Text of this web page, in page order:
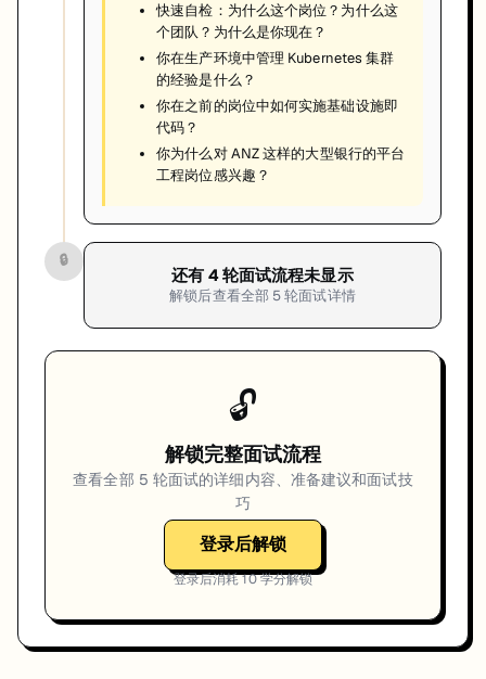
快速自检：为什么这个岗位？为什么这
个团队？为什么是你现在？
你在生产环境中管理 Kubernetes 集群
的经验是什么？
你在之前的岗位中如何实施基础设施即
代码？
你为什么对 ANZ 这样的大型银行的平台
工程岗位感兴趣？
🔒
还有 4轮面试流程未显示
解锁后查看全部 5轮面试详情
🔓
解锁完整面试流程
查看全部 5 轮面试的详细内容、准备建议和面试技
巧
登录后解锁
登录后消耗10学分解锁